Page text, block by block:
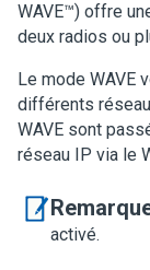
WAVE™) offre
deux radios ou
Le mode WAVE
différents
WAVE sont
réseau IP via le
activé.